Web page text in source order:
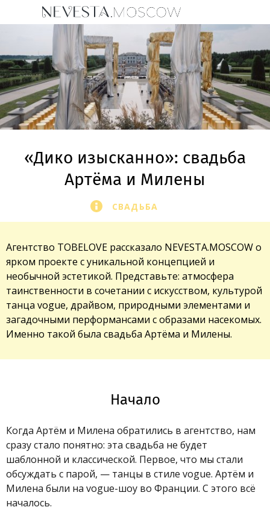
«Дико изысканно»: свадьба
Артёма и Милены
СВАДЬБА
Агентство TOBELOVE рассказало NEVESTA.MOSCOW о
ярком проекте с уникальной концепцией и
необычной эстетикой. Представьте: атмосфера
таинственности в сочетании с искусством, культурой
танца vogue, драйвом, природными элементами и
загадочными перформансами с образами насекомых.
Именно такой была свадьба Артёма и Милены.
Начало
Когда Артём и Милена обратились в агентство, нам
сразу стало понятно: эта свадьба не будет
шаблонной и классической. Первое, что мы стали
обсуждать с парой, — танцы в стиле vogue. Артём и
Милена были на vogue-шоу во Франции. С этого всё
началось.